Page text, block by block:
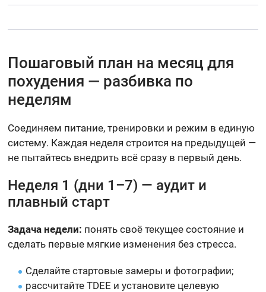
Пошаговый план на месяц для
похудения — разбивка по
неделям
Соединяем питание, тренировки и режим в единую
систему. Каждая неделя строится на предыдущей —
не пытайтесь внедрить всё сразу в первый день.
Неделя 1 (дни 1–7) — аудит и
плавный старт
Задача недели: понять своё текущее состояние и
сделать первые мягкие изменения без стресса.
Сделайте стартовые замеры и фотографии;
рассчитайте TDEE и установите целевую